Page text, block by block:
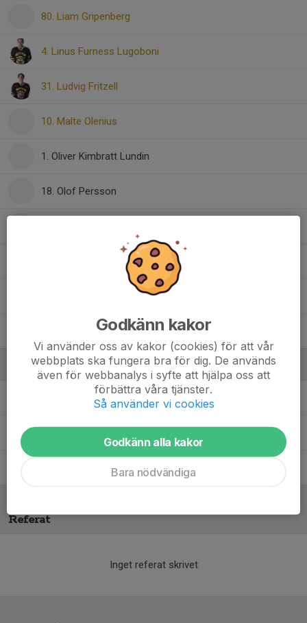
80. Liam Gripenberg
4. Linus Furness Lugoboni
31. Ludvig Fritzell
10. Malte Olenius
1. Oliver Kimbratt Lundin
18. Olof Persson
32. Victor S Löfvenmark
69. Vilgot Erlandsson
Ledare
Marcin FlorczykHuvudtränare
Lagledare/Materialare
Referat
Inget referat skrivet
Godkänn kakor
Vi använder oss av kakor (cookies) för att vår
webbplats ska fungera bra för dig. De används
även för webbanalys i syfte att hjälpa oss att
förbättra våra tjänster.
Så använder vi cookies
Godkänn alla kakor
Bara nödvändiga